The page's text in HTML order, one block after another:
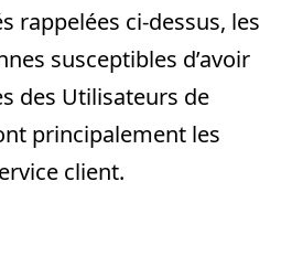
rappelées ci-dessus, les
susceptibles d’avoir
des Utilisateurs de
principalement les
client.